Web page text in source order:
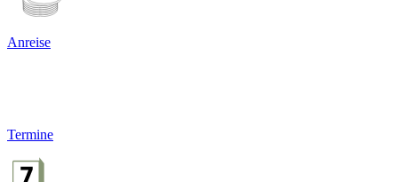
Anreise
Termine